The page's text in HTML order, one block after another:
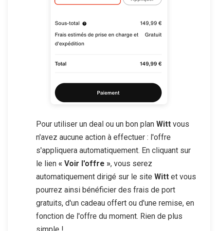
Pour utiliser un deal ou un bon plan Witt vous
n'avez aucune action à effectuer : l'offre
s'appliquera automatiquement. En cliquant sur
le lien « Voir l'offre », vous serez
automatiquement dirigé sur le site Witt et vous
pourrez ainsi bénéficier des frais de port
gratuits, d'un cadeau offert ou d'une remise, en
fonction de l'offre du moment. Rien de plus